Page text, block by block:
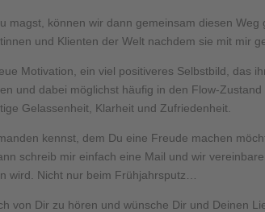
magst, können wir dann gemeinsam diesen
und Klienten der Welt nachdem sie mit mir
Motivation, ein viel positiveres Selbstbild, das
und dabei möglichst häufig in den Flow-
Gelassenheit, Klarheit und Zufriedenheit.
kennst, dem Du eine Freude machen
schreib mir einfach eine Mail und wir
wird. Nicht nur beim Frühjahrsputz…
von Dir zu hören und wünsche Dir und Deinen